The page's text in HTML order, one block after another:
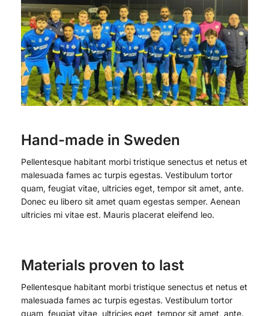
Hand-made in Sweden
Pellentesque habitant morbi tristique senectus et netus et
malesuada fames ac turpis egestas. Vestibulum tortor
quam, feugiat vitae, ultricies eget, tempor sit amet, ante.
Donec eu libero sit amet quam egestas semper. Aenean
ultricies mi vitae est. Mauris placerat eleifend leo.
Materials proven to last
Pellentesque habitant morbi tristique senectus et netus et
malesuada fames ac turpis egestas. Vestibulum tortor
quam, feugiat vitae, ultricies eget, tempor sit amet, ante.